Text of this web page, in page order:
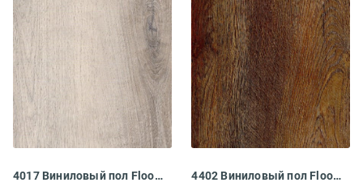
4017 Виниловый пол Floorwood Unit Дуб Фолибер 4402 Виниловый пол Floorwood Unit Дуб Тизоль